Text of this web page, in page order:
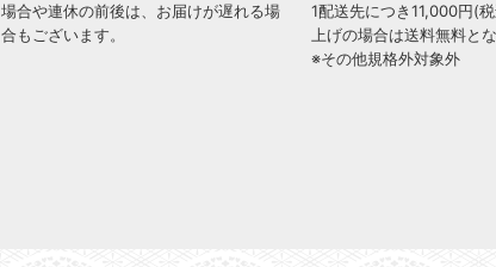
場合や連休の前後は、お届けが遅れる場
合もございます。
1配送先につき11,000円(
上げの場合は送料無料とな
※その他規格外対象外